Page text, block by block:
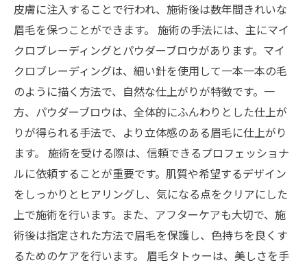
皮膚に注入することで行われ、施術後は数年間きれいな
眉毛を保つことができます。 施術の手法には、主にマイ
クロブレーディングとパウダーブロウがあります。マイ
クロブレーディングは、細い針を使用して一本一本の毛
のように描く方法で、自然な仕上がりが特徴です。一
方、パウダーブロウは、全体的にふんわりとした仕上が
りが得られる手法で、より立体感のある眉毛に仕上がり
ます。 施術を受ける際は、信頼できるプロフェッショナ
ルに依頼することが重要です。肌質や希望するデザイン
をしっかりとヒアリングし、気になる点をクリアにした
上で施術を行います。また、アフターケアも大切で、施
術後は指定された方法で眉毛を保護し、色持ちを良くす
るためのケアを行います。 眉毛タトゥーは、美しさを手